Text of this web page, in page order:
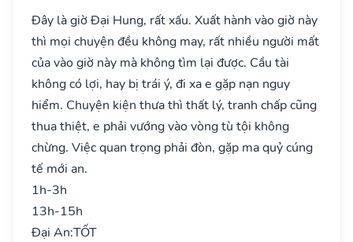
Đây là giờ Đại Hung, rất xấu. Xuất hành vào giờ này
thì mọi chuyện đều không may, rất nhiều người mất
của vào giờ này mà không tìm lại được. Cầu tài
không có lợi, hay bị trái ý, đi xa e gặp nạn nguy
hiểm. Chuyện kiện thưa thì thất lý, tranh chấp cũng
thua thiệt, e phải vướng vào vòng tù tội không
chừng. Việc quan trọng phải đòn, gặp ma quỷ cúng
tế mới an.
1h-3h
13h-15h
Đại An:TỐT